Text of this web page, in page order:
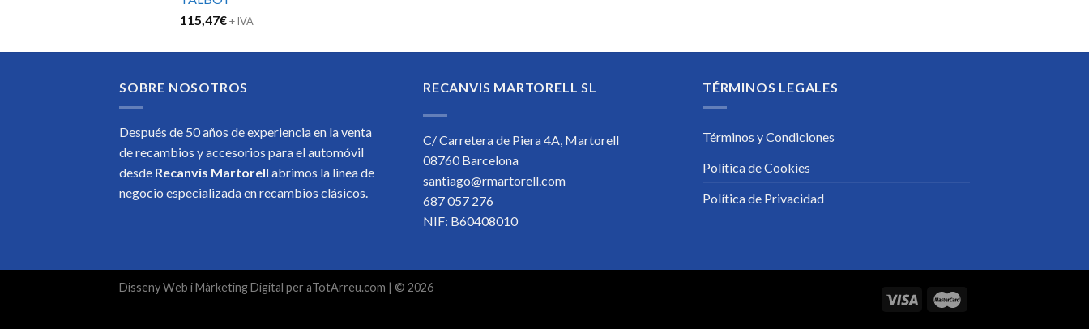
115,47€+ IVA
SOBRE NOSOTROS
Después de 50 años de experiencia en la venta
de recambios y accesorios para el automóvil
desde Recanvis Martorell abrimos la linea de
negocio especializada en recambios clásicos.
RECANVIS MARTORELL SL
C/ Carretera de Piera 4A, Martorell
08760 Barcelona
santiago@rmartorell.com
687 057 276
NIF: B60408010
TÉRMINOS LEGALES
Términos y Condiciones
Política de Cookies
Política de Privacidad
Disseny Web iMàrketing Digital per aTotArreu.com | © 2026